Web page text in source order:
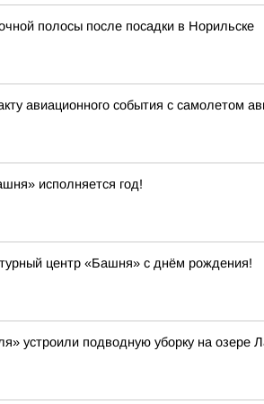
полосы после посадки в Норильске
авиационного события с самолетом
исполняется год!
центр «Башня» с днём рождения!
устроили подводную уборку на озере